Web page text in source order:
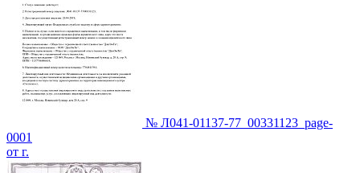
№ Л041-01137-77_00331123_page-
0001
от г.